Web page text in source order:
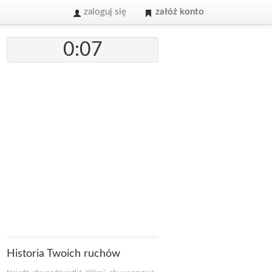
zaloguj się załóż konto
0:07
Historia Twoich ruchów